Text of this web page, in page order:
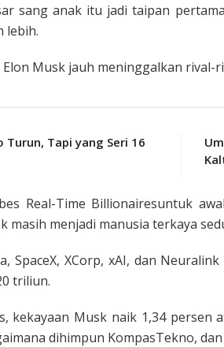
sang anak itu jadi taipan
lebih.
Musk jauh meninggalkan rival-
Turun, Tapi yang Seri 16
Real-Time Billionairesuntuk
masih menjadi manusia terkaya
SpaceX, XCorp, xAI, dan
triliun.
kekayaan Musk naik 1,34 persen
dihimpun KompasTekno,